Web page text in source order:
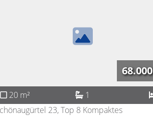
20 m² 1
23, Top 8 Kompaktes